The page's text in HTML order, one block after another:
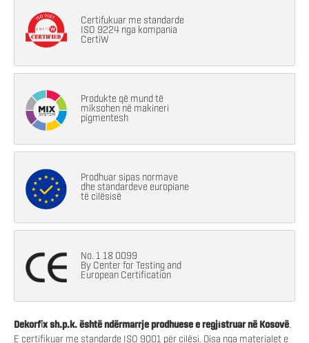
Certifukuar me standarde
ISO 9224 nga kompania
CertiW
Produkte që mund të
miksohen në makineri
pigmentesh
Prodhuar sipas normave
dhe standardeve europiane
të cilësisë
No. 1 18 0099
By Center for Testing and
European Certification
Dekorfix sh.p.k. është ndërmarrje prodhuese e regjistruar në Kosovë.
E certifikuar me standarde ISO 9001 për cilësi. Disa nga materialet e